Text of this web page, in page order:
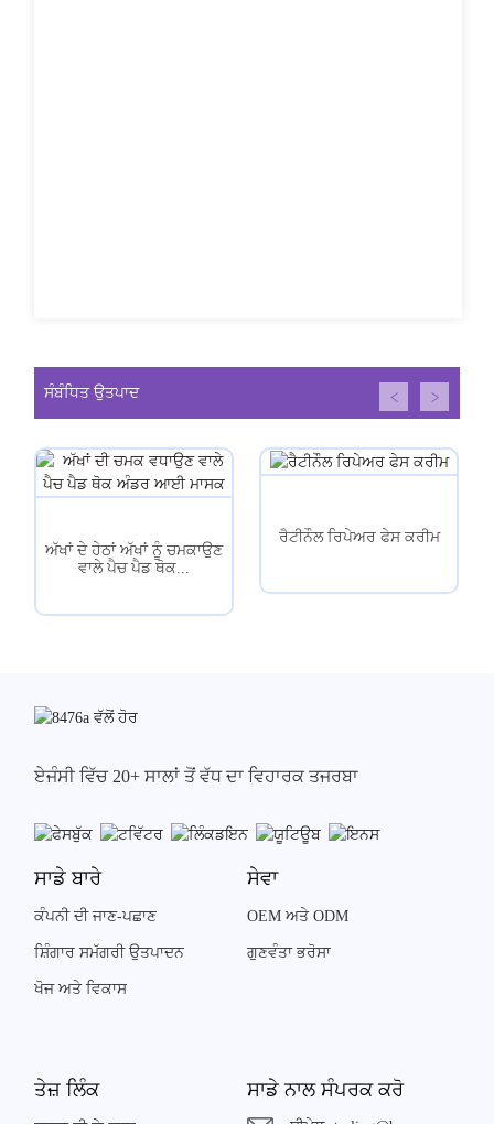
ਸੰਬੰਧਿਤ ਉਤਪਾਦ
ਅੱਖਾਂ ਦੇ ਹੇਠਾਂ ਅੱਖਾਂ ਨੂੰ ਚਮਕਾਉਣ
ਵਾਲੇ ਪੈਚ ਪੈਡ ਥੋਕ...
ਰੈਟੀਨੌਲ ਰਿਪੇਅਰ ਫੇਸ ਕਰੀਮ
ਏਜੰਸੀ ਵਿੱਚ 20+ ਸਾਲਾਂ ਤੋਂ ਵੱਧ ਦਾ ਵਿਹਾਰਕ ਤਜਰਬਾ
ਸਾਡੇ ਬਾਰੇ
ਕੰਪਨੀ ਦੀ ਜਾਣ-ਪਛਾਣ
ਸ਼ਿੰਗਾਰ ਸਮੱਗਰੀ ਉਤਪਾਦਨ
ਖੋਜ ਅਤੇ ਵਿਕਾਸ
ਸੇਵਾ
OEM ਅਤੇ ODM
ਗੁਣਵੰਤਾ ਭਰੋਸਾ
ਤੇਜ਼ ਲਿੰਕ ਸਾਡੇ ਨਾਲ ਸੰਪਰਕ ਕਰੋ